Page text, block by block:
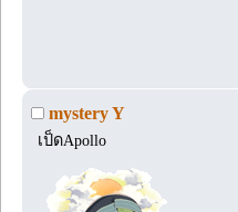
mystery Y
เป็ดApollo